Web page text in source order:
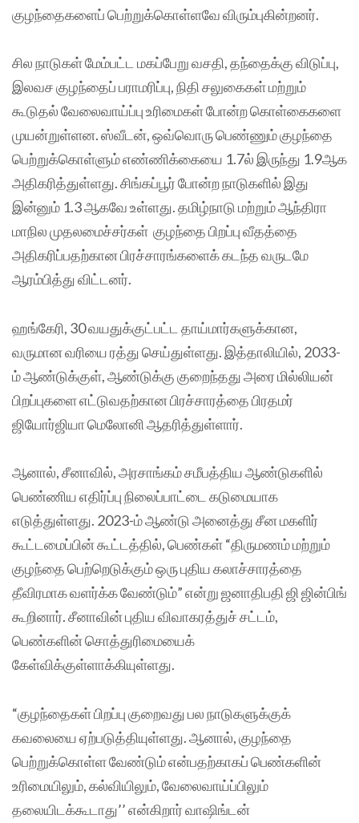
குழந்தைகளைப் பெற்றுக்கொள்ளவே விரும்புகின்றனர்.
சில நாடுகள் மேம்பட்ட மகப்பேறு வசதி, தந்தைக்கு விடுப்பு,
இலவச குழந்தைப் பராமரிப்பு, நிதி சலுகைகள் மற்றும்
கூடுதல் வேலைவாய்ப்பு உரிமைகள் போன்ற கொள்கைகளை
முயன்றுள்ளன. ஸ்வீடன், ஒவ்வொரு பெண்ணும் குழந்தை
பெற்றுக்கொள்ளும் எண்ணிக்கையை 1.7ல் இருந்து 1.9ஆக
அதிகரித்துள்ளது. சிங்கப்பூர் போன்ற நாடுகளில் இது
இன்னும் 1.3 ஆகவே உள்ளது. தமிழ்நாடு மற்றும் ஆந்திரா
மாநில முதலமைச்சர்கள் குழந்தை பிறப்பு வீதத்தை
அதிகரிப்பதற்கான பிரச்சாரங்களைக் கடந்த வருடமே
ஆரம்பித்து விட்டனர்.
ஹங்கேரி, 30 வயதுக்குட்பட்ட தாய்மார்களுக்கான,
வருமான வரியை ரத்து செய்துள்ளது. இத்தாலியில், 2033-
ம் ஆண்டுக்குள், ஆண்டுக்கு குறைந்தது அரை மில்லியன்
பிறப்புகளை எட்டுவதற்கான பிரச்சாரத்தை பிரதமர்
ஜியோர்ஜியா மெலோனி ஆதரித்துள்ளார்.
ஆனால், சீனாவில், அரசாங்கம் சமீபத்திய ஆண்டுகளில்
பெண்ணிய எதிர்ப்பு நிலைப்பாட்டை கடுமையாக
எடுத்துள்ளது. 2023-ம் ஆண்டு அனைத்து சீன மகளிர்
கூட்டமைப்பின் கூட்டத்தில், பெண்கள் “திருமணம் மற்றும்
குழந்தை பெற்றெடுக்கும் ஒரு புதிய கலாச்சாரத்தை
தீவிரமாக வளர்க்க வேண்டும்” என்று ஜனாதிபதி ஜி ஜின்பிங்
கூறினார். சீனாவின் புதிய விவாகரத்துச் சட்டம்,
பெண்களின் சொத்துரிமையைக்
கேள்விக்குள்ளாக்கியுள்ளது.
“குழந்தைகள் பிறப்பு குறைவது பல நாடுகளுக்குக்
கவலையை ஏற்படுத்தியுள்ளது. ஆனால், குழந்தை
பெற்றுக்கொள்ள வேண்டும் என்பதற்காகப் பெண்களின்
உரிமையிலும், கல்வியிலும், வேலைவாய்ப்பிலும்
தலையிடக்கூடாது’’ என்கிறார் வாஷிங்டன்